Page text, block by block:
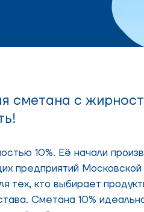
сметана с
10%. Её начали
предприятий
тех, кто выбирает
Сметана 10%